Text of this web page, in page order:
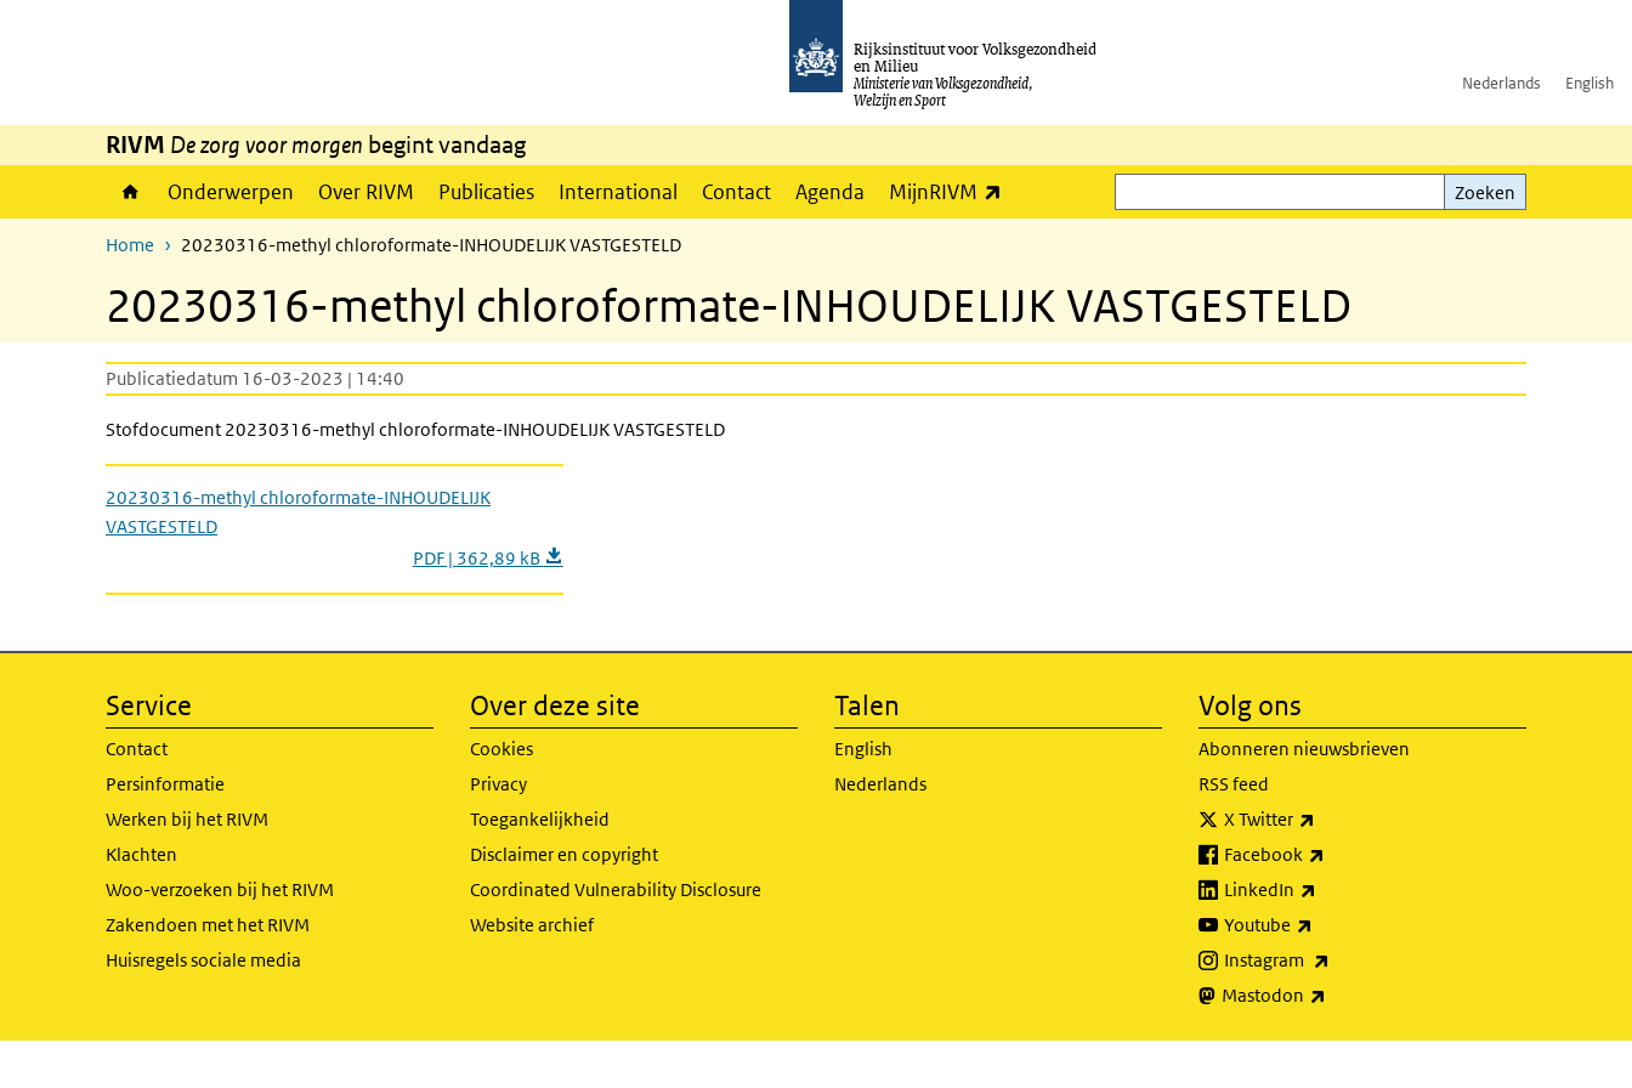
Rijksinstituut voor Volksgezondheid
en Milieu
Ministerie van Volksgezondheid,
Welzijn en Sport
Nederlands English
RIVM De zorg voor morgen begint vandaag
Onderwerpen Over RIVM Publicaties International Contact Agenda MijnRIVM
Zoeken
Zoeken
Home 20230316-methyl chloroformate-INHOUDELIJK VASTGESTELD
20230316-methyl chloroformate-INHOUDELIJK VASTGESTELD
Publicatiedatum 16-03-2023 | 14:40
Stofdocument 20230316-methyl chloroformate-INHOUDELIJK VASTGESTELD
20230316-methyl chloroformate-INHOUDELIJK
VASTGESTELD
PDF | 362,89 kB
Service
Contact
Persinformatie
Werken bij het RIVM
Klachten
Woo-verzoeken bij het RIVM
Zakendoen met het RIVM
Huisregels sociale media
Over deze site
Cookies
Privacy
Toegankelijkheid
Disclaimer en copyright
Coordinated Vulnerability Disclosure
Website archief
Talen
English
Nederlands
Volg ons
Abonneren nieuwsbrieven
RSS feed
X Twitter
Facebook
LinkedIn
Youtube
Instagram
Mastodon